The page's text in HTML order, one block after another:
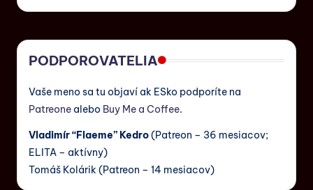
PODPOROVATELIA
Vaše meno sa tu objaví ak ESko podporíte na
Patreone alebo Buy Me a Coffee.
Vladimír “Flaeme” Kedro(Patreon – 36 mesiacov;
ELITA – aktívny)
Tomáš Kolárik (Patreon – 14 mesiacov)